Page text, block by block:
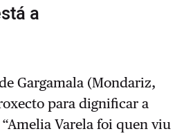
a
Gargamala (Mondariz,
para dignificar a
Varela foi quen viu